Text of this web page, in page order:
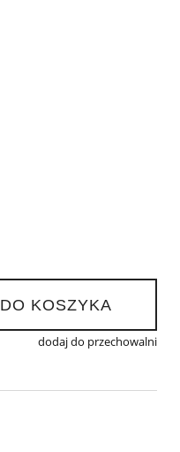
DO KOSZYKA
dodaj do przechowalni